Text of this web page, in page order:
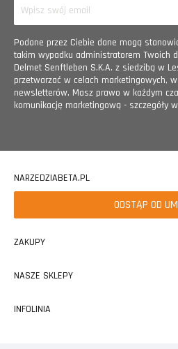
Podane przez Ciebie dane mogą
takim wypadku administratorem Twoich
Delmet Senftleben S.K.A. z siedzibą w
przetwarzać w celach marketingowych,
newsletterów. Masz prawo w każdym
komunikację marketingową - szczegóły
NARZEDZIABETA.PL
ODSTĄP OD
ZAKUPY
NASZE SKLEPY
INFOLINIA